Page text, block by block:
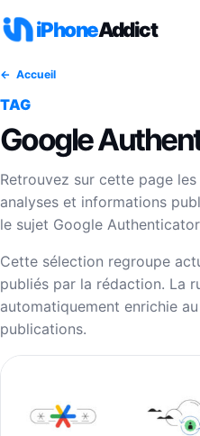
iPhoneAddict
Accueil
TAG
Google
Retrouvez sur cette page
analyses et informations
le sujet Google
Cette sélection regroupe
publiés par la rédaction. La
automatiquement enrichie
publications.